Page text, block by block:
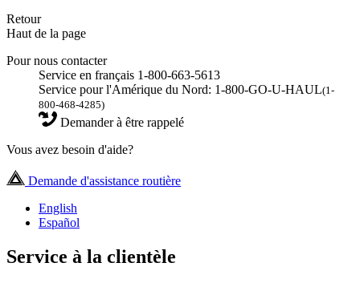
Retour
Haut de la page
Pour nous contacter
Service en français 1-800-663-5613
Service pour l'Amérique du Nord: 1-800-GO-U-HAUL(1-
800-468-4285)
Demander à être rappelé
Vous avez besoin d'aide?
Demande d'assistance routière
English
Español
Service à la clientèle